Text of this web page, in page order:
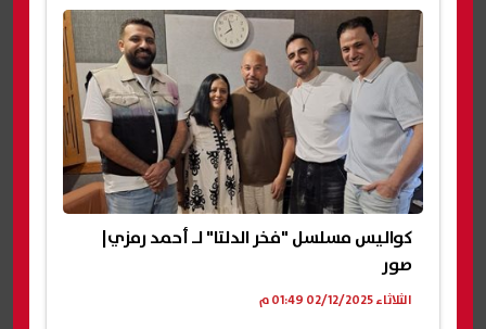
كواليس مسلسل "فخر الدلتا" لـ أحمد رمزي|
صور
الثلاثاء 02/12/2025 01:49 م